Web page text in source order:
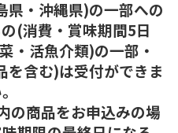
・沖縄県)の一部への
(消費・賞味期間5日
・活魚介類)の一部・
含む)は受付ができま
の商品をお申込みの場